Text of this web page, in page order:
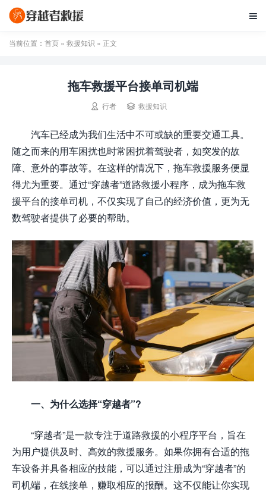

当前位置： 首页 » 救援知识 » 正文
拖车救援平台接单司机端
 行者  救援知识
汽车已经成为我们生活中不可或缺的重要交通工具。
随之而来的用车困扰也时常困扰着驾驶者，如突发的故
障、意外的事故等。在这样的情况下，拖车救援服务便显
得尤为重要。通过“穿越者”道路救援小程序，成为拖车救
援平台的接单司机，不仅实现了自己的经济价值，更为无
数驾驶者提供了必要的帮助。
一、为什么选择“穿越者”?
“穿越者”是一款专注于道路救援的小程序平台，旨在
为用户提供及时、高效的救援服务。如果你拥有合适的拖
车设备并具备相应的技能，可以通过注册成为“穿越者”的
司机端，在线接单，赚取相应的报酬。这不仅能让你实现